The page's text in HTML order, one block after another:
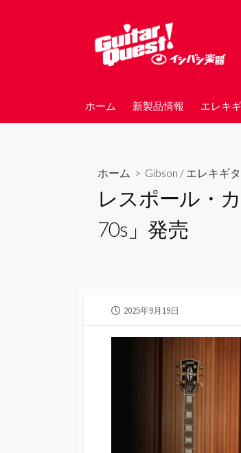
ホーム 新製品情報 エレキ
ホーム > Gibson / エレキギ
レスポール・
70s」発売
公
日
2025年9月19日